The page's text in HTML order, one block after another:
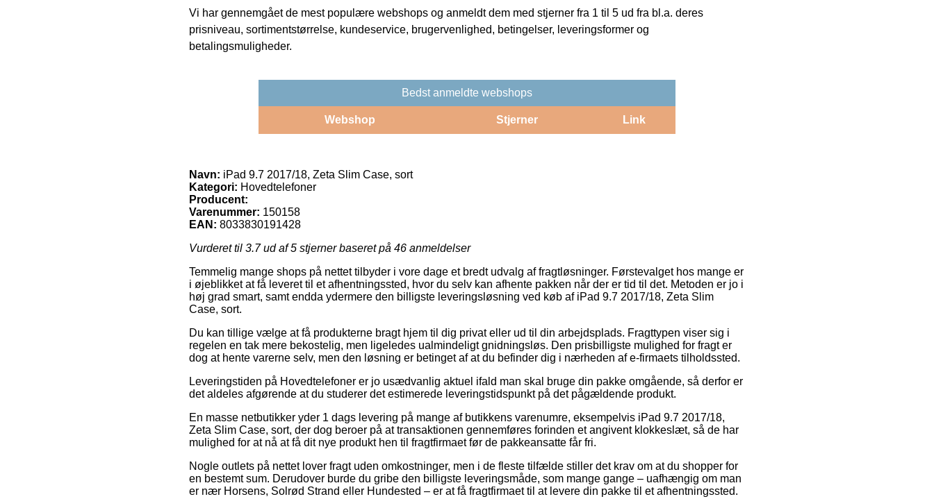
Vi har gennemgået de mest populære webshops og anmeldt dem med stjerner fra 1 til 5 ud fra bl.a. deres
prisniveau, sortimentstørrelse, kundeservice, brugervenlighed, betingelser, leveringsformer og
betalingsmuligheder.
Bedst anmeldte webshops
Webshop Stjerner Link
Navn: iPad 9.7 2017/18, Zeta Slim Case, sort
Kategori: Hovedtelefoner
Producent:
Varenummer: 150158
EAN: 8033830191428
Vurderet til 3.7ud af 5 stjerner baseret på 46 anmeldelser
Temmelig mange shops på nettet tilbyder i vore dage et bredt udvalg af fragtløsninger. Førstevalget hos mange er
i øjeblikket at få leveret til et afhentningssted, hvor du selv kan afhente pakken når der er tid til det. Metoden er jo i
høj grad smart, samt endda ydermere den billigste leveringsløsning ved køb af iPad 9.7 2017/18, Zeta Slim
Case, sort.
Du kan tillige vælge at få produkterne bragt hjem til dig privat eller ud til din arbejdsplads. Fragttypen viser sig i
regelen en tak mere bekostelig, men ligeledes ualmindeligt gnidningsløs. Den prisbilligste mulighed for fragt er
dog at hente varerne selv, men den løsning er betinget af at du befinder dig i nærheden af e-firmaets tilholdssted.
Leveringstiden på Hovedtelefoner er jo usædvanlig aktuel ifald man skal bruge din pakke omgående, så derfor er
det aldeles afgørende at du studerer det estimerede leveringstidspunkt på det pågældende produkt.
En masse netbutikker yder 1 dags levering på mange af butikkens varenumre, eksempelvis iPad 9.7 2017/18,
Zeta Slim Case, sort, der dog beroer på at transaktionen gennemføres forinden et angivent klokkeslæt, så de har
mulighed for at nå at få dit nye produkt hen til fragtfirmaet før de pakkeansatte får fri.
Nogle outlets på nettet lover fragt uden omkostninger, men i de fleste tilfælde stiller det krav om at du shopper for
en bestemt sum. Derudover burde du gribe den billigste leveringsmåde, som mange gange – uafhængig om man
er nær Horsens, Solrød Strand eller Hundested – er at få fragtfirmaet til at levere din pakke til et afhentningssted.